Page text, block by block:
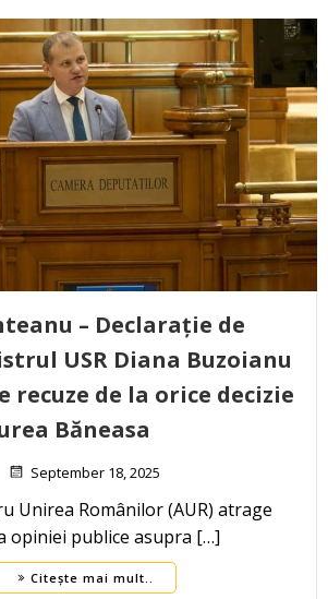
– Declarație de
USR Diana Buzoianu
recuze de la orice decizie
Băneasa
September 18, 2025
Unirea Românilor (AUR) atrage
opiniei publice asupra […]
Citește mai mult..